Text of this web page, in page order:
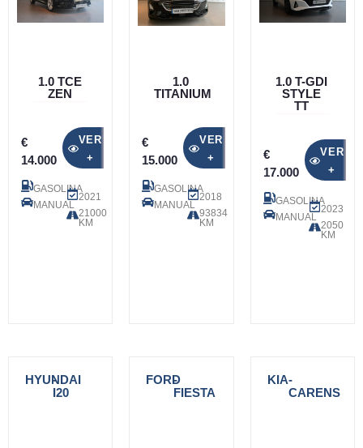
1.0 TCE
ZEN
€
14.000
VER
+
GASOLINA
MANUAL
2021
21000
KM
1.0
TITANIUM
€
15.000
VER
+
GASOLINA
MANUAL
2018
93834
KM
1.0 T-GDI
STYLE
TT
€
17.000
VER
+
GASOLINA
MANUAL
2023
2050
KM
HYUNDAI
-
I20
FORD
-
FIESTA
KIA-
CARENS